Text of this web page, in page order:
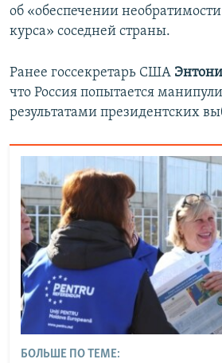
об «обеспечении
курса» соседней страны.
Ранее госсекретарь США
что Россия попытается
результатами президентских
БОЛЬШЕ ПО ТЕМЕ: